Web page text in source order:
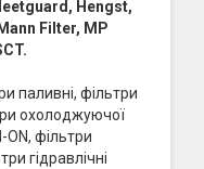
Hengst,
Filter, MP
паливні, фільтри
охолоджуючої
ON, фільтри
гідравлічні